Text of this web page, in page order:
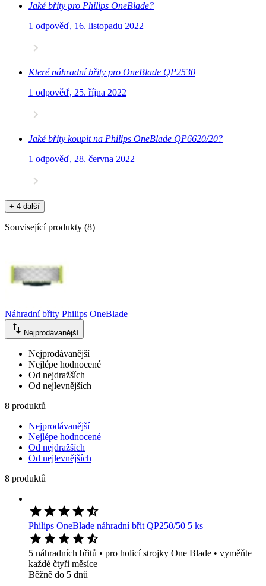
Jaké břity pro Philips OneBlade?
1 odpověď, 16. listopadu 2022
Které náhradní břity pro OneBlade QP2530
1 odpověď, 25. října 2022
Jaké břity koupit na Philips OneBlade QP6620/20?
1 odpověď, 28. června 2022
+ 4 další
Související produkty (8)
Náhradní břity Philips OneBlade
Nejprodávanější
Nejprodávanější
Nejlépe hodnocené
Od nejdražších
Od nejlevnějších
8 produktů
Nejprodávanější
Nejlépe hodnocené
Od nejdražších
Od nejlevnějších
8 produktů
Philips OneBlade náhradní břit QP250/50 5 ks
5 náhradních břitů • pro holicí strojky One Blade • vyměňte
každé čtyři měsíce
Běžně do 5 dnů